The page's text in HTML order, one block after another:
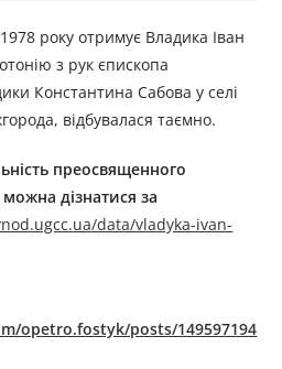
року отримує Владика Іван
з рук єпископа
Константина Сабова у селі
відбувалася таємно.
преосвященного
можна дізнатися за
data/vladyka-ivan-
opetro.fostyk/posts/149597194